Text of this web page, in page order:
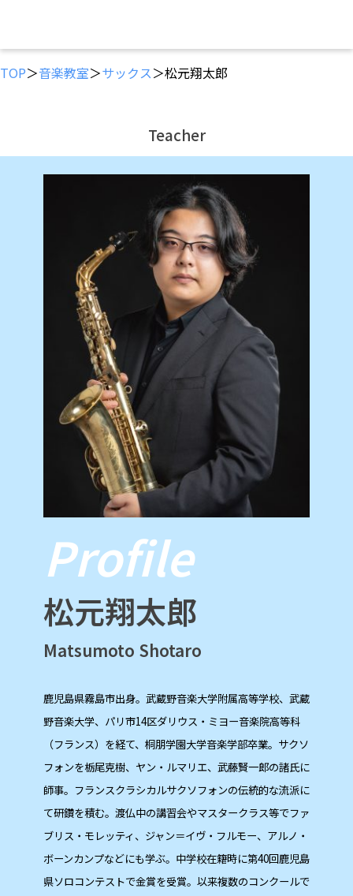
TOP＞音楽教室＞サックス＞松元翔太郎
Teacher
Profile
松元翔太郎
Matsumoto Shotaro
鹿児島県霧島市出身。武蔵野音楽大学附属高等学校、武蔵
野音楽大学、パリ市14区ダリウス・ミヨー音楽院高等科
（フランス）を経て、桐朋学園大学音楽学部卒業。サクソ
フォンを栃尾克樹、ヤン・ルマリエ、武藤賢一郎の諸氏に
師事。フランスクラシカルサクソフォンの伝統的な流派に
て研鑽を積む。渡仏中の講習会やマスタークラス等でファ
ブリス・モレッティ、ジャン＝イヴ・フルモー、アルノ・
ボーンカンプなどにも学ぶ。中学校在籍時に第40回鹿児島
県ソロコンテストで金賞を受賞。以来複数のコンクールで